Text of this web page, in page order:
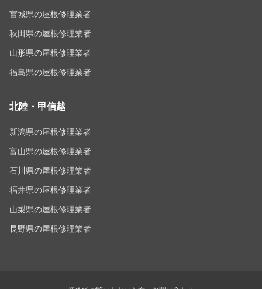
宮城県の屋根修理業者
秋田県の屋根修理業者
山形県の屋根修理業者
福島県の屋根修理業者
北陸・甲信越
新潟県の屋根修理業者
富山県の屋根修理業者
石川県の屋根修理業者
福井県の屋根修理業者
山梨県の屋根修理業者
長野県の屋根修理業者